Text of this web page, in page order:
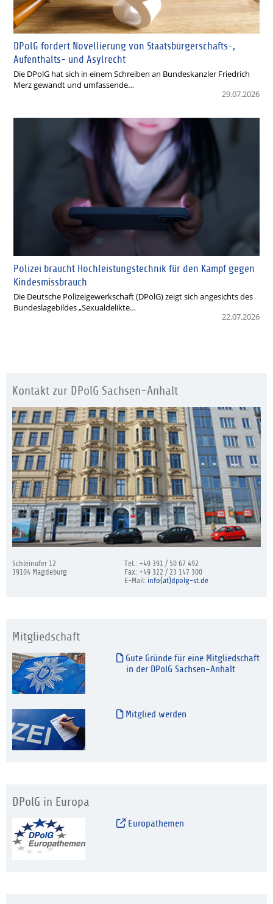
DPolG fordert Novellierung von Staatsbürgerschafts-,
Aufenthalts- und Asylrecht
Die DPolG hat sich in einem Schreiben an Bundeskanzler Friedrich
Merz gewandt und umfassende…
29.07.2026
Polizei braucht Hochleistungstechnik für den Kampf gegen
Kindesmissbrauch
Die Deutsche Polizeigewerkschaft (DPolG) zeigt sich angesichts des
Bundeslagebildes „Sexualdelikte…
22.07.2026
Kontakt zur DPolG Sachsen-Anhalt
Schleinufer 12
39104 Magdeburg
Tel.: +49 391 / 50 67 492
Fax: +49 322 / 23 147 300
E-Mail: info(at)dpolg-st.de
Mitgliedschaft
Gute Gründe für eine Mitgliedschaft
in der DPolG Sachsen-Anhalt
Mitglied werden
DPolG in Europa
Europathemen